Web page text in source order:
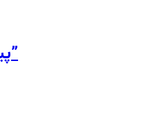
پیام جبهه ملی ایران شماره ۲۱۵ و سرمقاله آن با عنوان “یک سازمان ملل متحد مستقل و مقتدر نیاز امروز جامعه جهانی”